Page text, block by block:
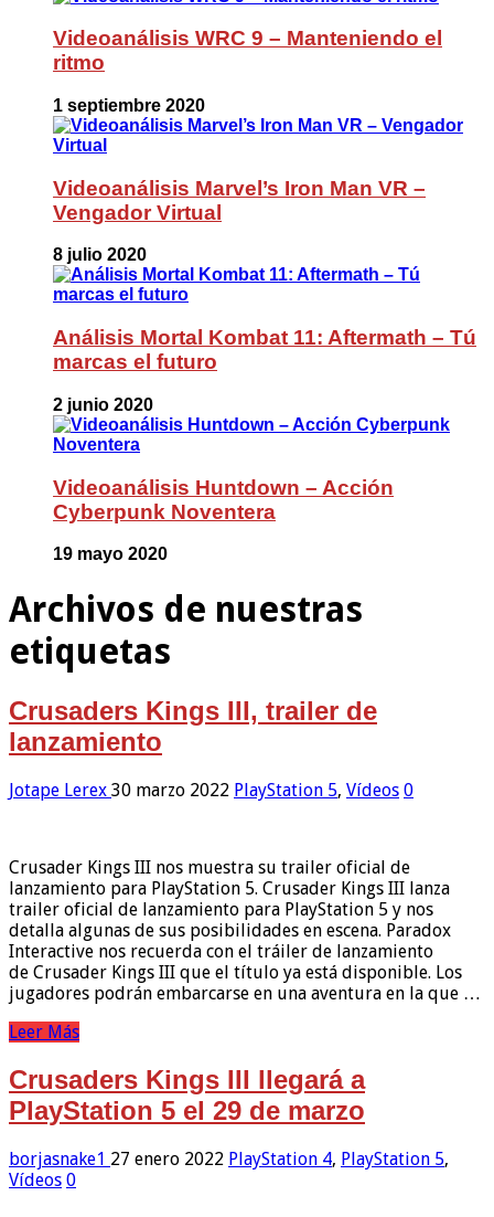
Videoanálisis WRC 9 – Manteniendo el
ritmo
1 septiembre 2020
Videoanálisis Marvel’s Iron Man VR –
Vengador Virtual
8 julio 2020
Análisis Mortal Kombat 11: Aftermath – Tú
marcas el futuro
2 junio 2020
Videoanálisis Huntdown – Acción
Cyberpunk Noventera
19 mayo 2020
Archivos de nuestras
etiquetas
Crusaders Kings III, trailer de
lanzamiento
Jotape Lerex 30 marzo 2022 PlayStation 5, Vídeos 0
Crusader Kings III nos muestra su trailer oficial de
lanzamiento para PlayStation 5. Crusader Kings III lanza
trailer oficial de lanzamiento para PlayStation 5 y nos
detalla algunas de sus posibilidades en escena. Paradox
Interactive nos recuerda con el tráiler de lanzamiento
de Crusader Kings III que el título ya está disponible. Los
jugadores podrán embarcarse en una aventura en la que …
Leer Más
Crusaders Kings III llegará a
PlayStation 5 el 29 de marzo
borjasnake1 27 enero 2022 PlayStation 4, PlayStation 5,
Vídeos 0